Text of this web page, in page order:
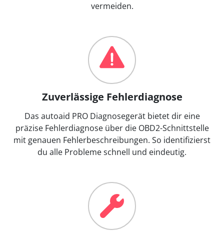
vermeiden.
Zuverlässige Fehlerdiagnose
Das autoaid PRO Diagnosegerät bietet dir eine
präzise Fehlerdiagnose über die OBD2-Schnittstelle
mit genauen Fehlerbeschreibungen. So identifizierst
du alle Probleme schnell und eindeutig.